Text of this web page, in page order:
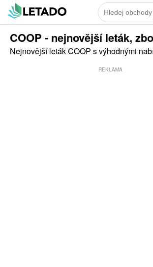
COOP - nejnovější leták,
Nejnovější leták COOP s výhodnými
REKLAMA